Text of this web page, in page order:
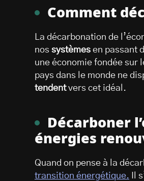
Comment
La décarbonation de
nos systèmes en passant
une économie fondée sur
pays dans le monde ne
tendentvers cet idéal.
Décarboner
énergies
Quand on pense à la
transition énergétique. Il